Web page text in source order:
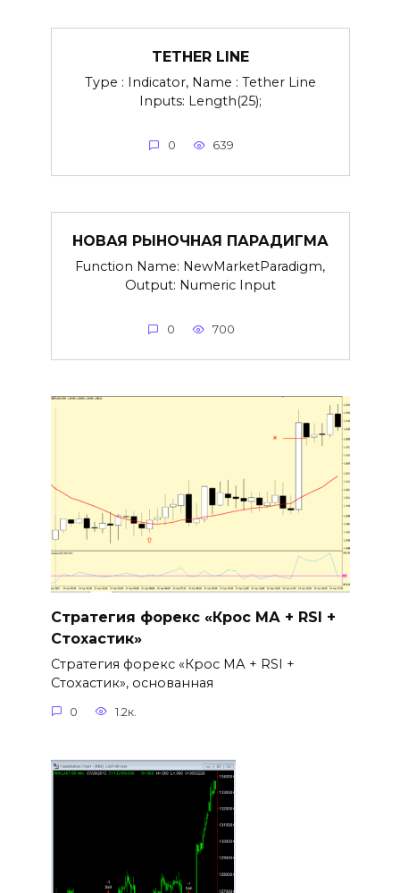
TETHER LINE
Type : Indicator, Name : Tether Line
Inputs: Length(25);
0 639
НОВАЯ РЫНОЧНАЯ ПАРАДИГМА
Function Name: NewMarketParadigm,
Output: Numeric Input
0 700
Стратегия форекс «Крос МА + RSI +
Стохастик»
Стратегия форекс «Крос МА + RSI +
Стохастик», основанная
0 1.2к.